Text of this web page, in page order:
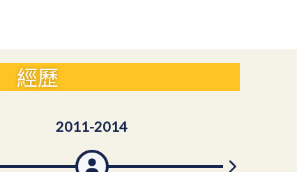
經歷
2011-2014